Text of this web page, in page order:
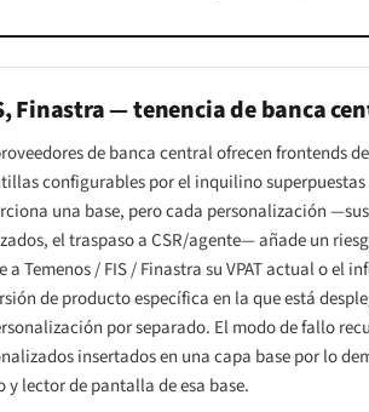
Finastra — tenencia de banca
de banca central ofrecen frontends
configurables por el inquilino
una base, pero cada personalización
el traspaso a CSR/agente— añade un
a Temenos / FIS / Finastra su VPAT actual o el
de producto específica en la que está
por separado. El modo de fallo
insertados en una capa base por lo
y lector de pantalla de esa base.